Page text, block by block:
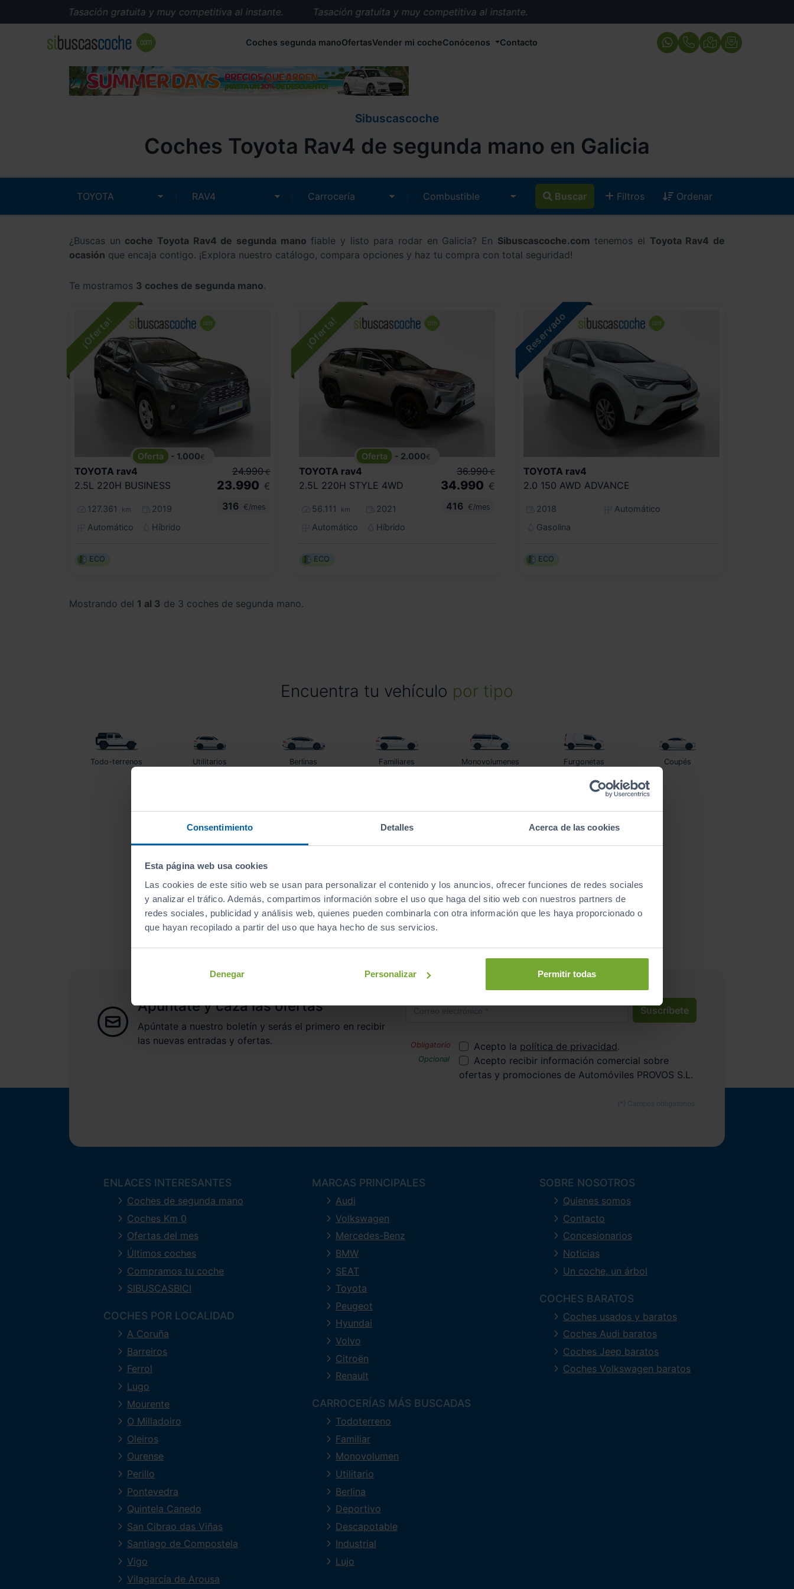
Consentimiento Detalles Acerca de las cookies
Esta página web usa cookies
Las cookies de este sitio web se usan para personalizar el contenido y los anuncios, ofrecer funciones de redes sociales
y analizar el tráfico. Además, compartimos información sobre el uso que haga del sitio web con nuestros partners de
redes sociales, publicidad y análisis web, quienes pueden combinarla con otra información que les haya proporcionado o
que hayan recopilado a partir del uso que haya hecho de sus servicios.
Denegar Personalizar Permitir todas
Tasación gratuita y muy competitiva al instante.
Tasación gratuita y muy competitiva al instante.
Más de 5.000 conductores satisfechos.
Buscamos el coche que tu quieras.
Nos ocupamos de todos los trámites.
Compramos tu coche. Pago inmediato.
Coches segunda manoOfertasVender mi cocheConócenos Contacto
Sibuscascoche
Coches Toyota Rav4 de segunda mano en Galicia
Buscar Filtros Ordenar
¿Buscas un coche Toyota Rav4 de segunda mano fiable y listo para rodar en Galicia? En Sibuscascoche.com tenemos el Toyota Rav4 de
ocasión que encaja contigo. ¡Explora nuestro catálogo, compara opciones y haz tu compra con total seguridad!
Te mostramos 3 coches de segunda mano.
- 1.000€
TOYOTA rav4
2.5L 220H BUSINESS
127.361 km
2019
Automático
Híbrido
24.990 €
23.990 €
316
€/mes
ECO
- 2.000€
TOYOTA rav4
2.5L 220H STYLE 4WD
56.111 km
2021
Automático
Híbrido
36.990 €
34.990 €
416
€/mes
ECO
TOYOTA rav4
2.0 150 AWD ADVANCE
2018
Automático
Gasolina
ECO
Mostrando del 1 al 3 de 3 coches de segunda mano.
Encuentra tu vehículo por tipo
Todo-terrenos Utilitarios Berlinas Familiares Monovolumenes Furgonetas Coupés
Descapotables Eléctrico automático
¿A qué esperas para unirte al club de Sibuscascoche?¡Ya somos más de 6.000 conductores satisfechos!
Apúntate y caza las ofertas
Apúntate a nuestro boletín y serás el primero en recibir
las nuevas entradas y ofertas.
Suscríbete
Acepto la política de privacidad.
Acepto recibir información comercial sobre
ofertas y promociones de Automóviles PROVOS S.L.
ENLACES INTERESANTES
Coches de segunda mano
Coches Km 0
Ofertas del mes
Últimos coches
Compramos tu coche
SIBUSCASBICI
COCHES POR LOCALIDAD
A Coruña
Barreiros
Ferrol
Lugo
Mourente
O Milladoiro
Oleiros
Ourense
Perillo
Pontevedra
Quintela Canedo
San Cibrao das Viñas
Santiago de Compostela
Vigo
Vilagarcía de Arousa
MARCAS PRINCIPALES
Audi
Volkswagen
Mercedes-Benz
BMW
SEAT
Toyota
Peugeot
Hyundai
Volvo
Citroën
Renault
CARROCERÍAS MÁS BUSCADAS
Todoterreno
Familiar
Monovolumen
Utilitario
Berlina
Deportivo
Descapotable
Industrial
Lujo
SOBRE NOSOTROS
Quienes somos
Contacto
Concesionarios
Noticias
Un coche, un árbol
COCHES BARATOS
Coches usados y baratos
Coches Audi baratos
Coches Jeep baratos
Coches Volkswagen baratos